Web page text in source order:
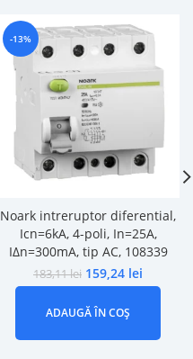
-13%
Noark intreruptor diferential,
Icn=6kA, 4-poli, In=25A,
IΔn=300mA, tip AC, 108339
183,11lei 159,24 lei
ADAUGĂ ÎN COȘ